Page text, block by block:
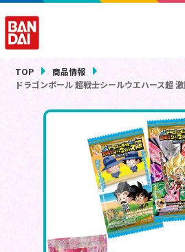
TOP
商品情報
ドラゴンボール 超戦士シールウエハース超